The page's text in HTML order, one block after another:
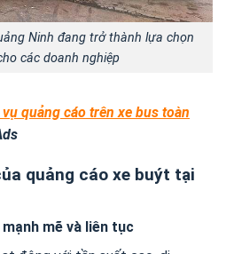
Ninh đang trở thành lựa chọn
các doanh nghiệp
quảng cáo trên xe bus toàn
quảng cáo xe buýt tại
mẽ và liên tục